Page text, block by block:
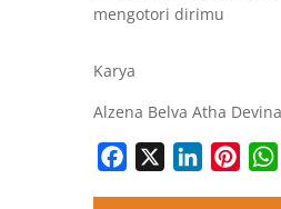
mengotori dirimu
Karya
Alzena Belva Atha Devina
Facebook LinkedIn